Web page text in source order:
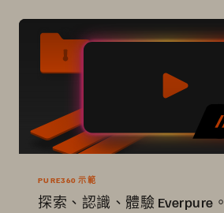
PURE360 示範
探索、認識、體驗 Everpure。